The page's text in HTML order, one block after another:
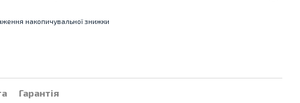
накопичувальної знижки
Гарантія